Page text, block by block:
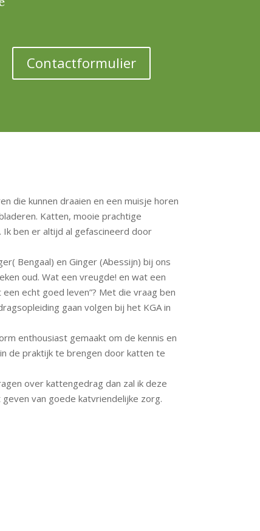
Contactformulier
die kunnen draaien en een muisje horen
Katten, mooie prachtige
ben er altijd al gefascineerd door
Bengaal) en Ginger (Abessijn) bij ons
oud. Wat een vreugde! en wat een
echt goed leven”? Met die vraag ben
gaan volgen bij het KGA in
enthousiast gemaakt om de kennis en
de praktijk te brengen door katten te
over kattengedrag dan zal ik deze
van goede katvriendelijke zorg.